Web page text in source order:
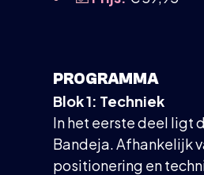
PROGRAMMA
Blok 1: Techniek
In het eerste deel ligt
Bandeja. Afhankelijk
positionering en